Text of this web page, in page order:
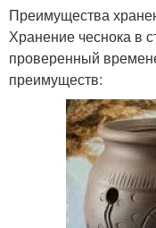
Преимущества
Хранение чеснока в
проверенный
преимуществ: